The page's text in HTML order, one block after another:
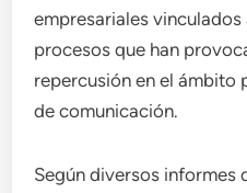
empresariales
procesos que han
repercusión en el ámbito
de comunicación.
Según diversos informes